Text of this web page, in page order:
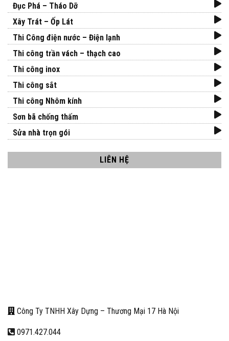
Đục Phá – Tháo Dỡ
Xây Trát – Ốp Lát
Thi Công điện nước – Điện lạnh
Thi công trần vách – thạch cao
Thi công inox
Thi công sắt
Thi công Nhôm kính
Sơn bã chống thấm
Sửa nhà trọn gói
LIÊN HỆ
Công Ty TNHH Xây Dựng – Thương Mại 17 Hà Nội
0971.427.044